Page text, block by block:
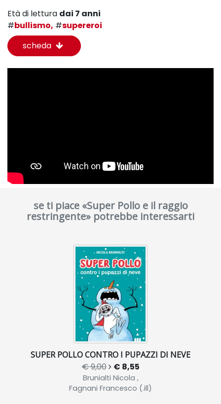
Età di lettura dai 7 anni
#bullismo, #supereroi
scheda
se ti piace «Super Pollo e il raggio
restringente» potrebbe interessarti
SUPER POLLO CONTRO I PUPAZZI DI NEVE
€ 9,00 € 8,55
Brunialti Nicola ,
Fagnani Francesco (.ill)